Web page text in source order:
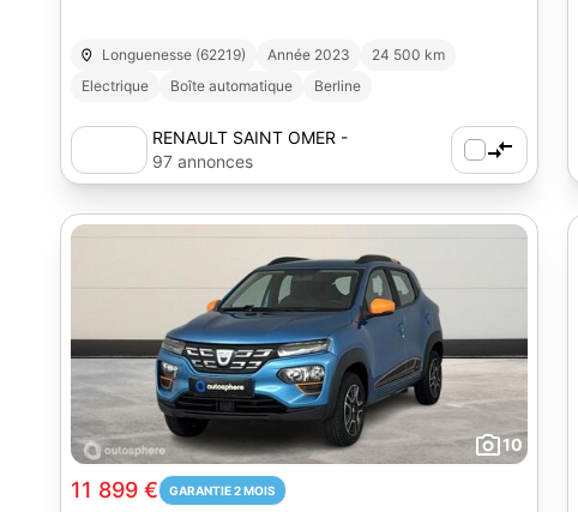
Longuenesse (62219) Année 2023
24 500 km
Electrique
Boîte automatique Berline
RENAULT SAINT OMER -
AUTOSPHERE
97 annonces
10
11 899 € GARANTIE 2 MOIS